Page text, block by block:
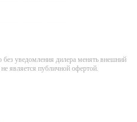
без уведомления дилера менять внешний
является публичной офертой.